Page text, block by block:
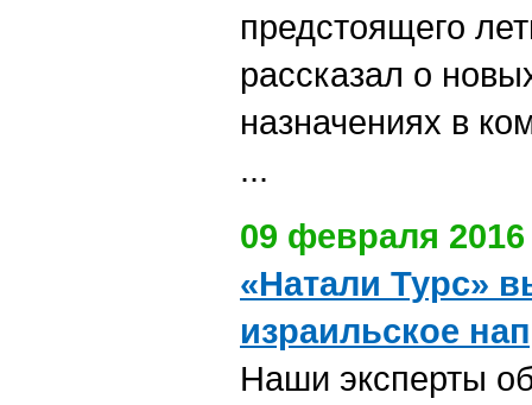
предстоящего
рассказал о
назначениях в
...
09 февраля 2016
«Натали Турс»
израильское
Наши эксперты